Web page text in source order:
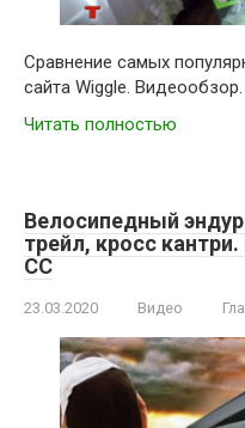
Cравнение самых
сайта Wiggle. Видеообзор.
Читать полностью
Велосипедный
трейл, кросс
CC
23.03.2020 Видео